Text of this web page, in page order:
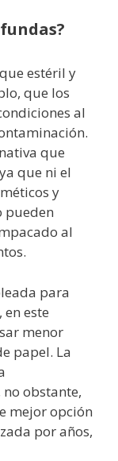
estéril y
que los
al
que
que ni el
y
pueden
al
para
este
menor
papel. La
obstante,
mejor opción
por años,